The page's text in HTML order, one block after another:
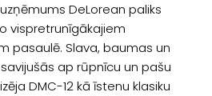
DeLorean paliks
vispretrunīgākajiem
pasaulē. Slava, baumas un
ap rūpnīcu un pašu
DMC-12 kā īstenu klasiku